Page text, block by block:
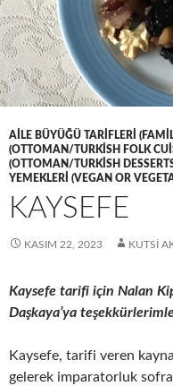
AILE BÜYÜĞÜ TARIFLERI
(OTTOMAN/TURKISH FOLK
(OTTOMAN/TURKISH
YEMEKLERI (VEGAN OR
KAYSEFE
KASIM 22, 2023 KUTSI
Kaysefe tarifi için Nalan
Daşkaya’ya
Kaysefe, tarifi veren
gelerek imparatorluk